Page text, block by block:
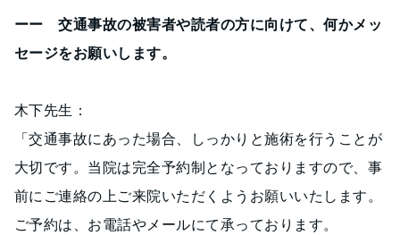
ーー 交通事故の被害者や読者の方に向けて、何かメッ
セージをお願いします。
木下先生：
「交通事故にあった場合、しっかりと施術を行うことが
大切です。当院は完全予約制となっておりますので、事
前にご連絡の上ご来院いただくようお願いいたします。
ご予約は、お電話やメールにて承っております。